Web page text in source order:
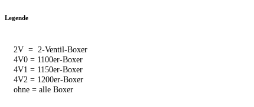
Legende
2V = 2-Ventil-Boxer
4V0 = 1100er-Boxer
4V1 = 1150er-Boxer
4V2 = 1200er-Boxer
ohne = alle Boxer